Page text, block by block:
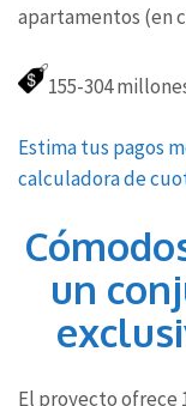
apartamentos (en
155-304
Estima tus pagos
calculadora de
un
El proyecto ofrece